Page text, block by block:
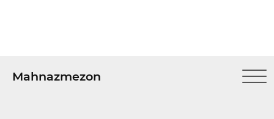
Mahnazmezon